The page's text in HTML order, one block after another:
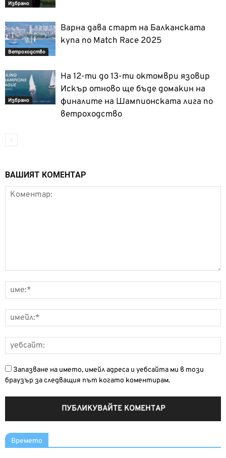
Избрано
Ветроходство
Варна дава старт на Балканската
купа по Match Race 2025
Избрано
На 12-ти до 13-ти октомври язовир
Искър отново ще бъде домакин на
финалите на Шампионската лига по
ветроходство
ВАШИЯТ КОМЕНТАР
Запазване на името, имейл адреса и уебсайта ми в този
браузър за следващия път когато коментирам.
Времето